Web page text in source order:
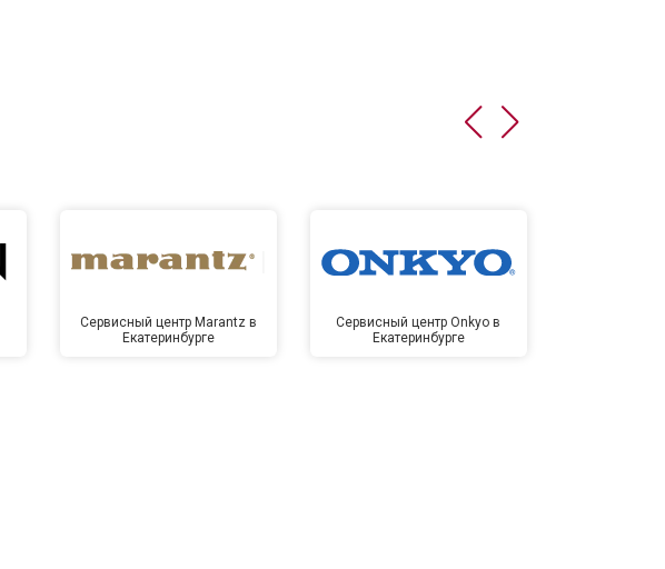
Сервисный центр Marantz в
Екатеринбурге
Сервисный центр Onkyo в
Екатеринбурге